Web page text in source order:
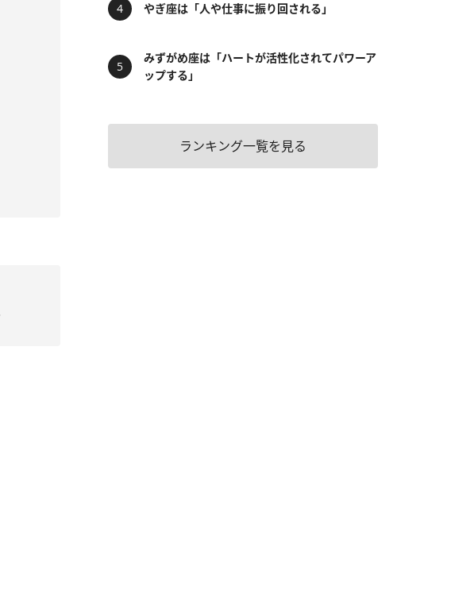
やぎ座は「人や仕事に振り回される」
みずがめ座は「ハートが活性化されてパワーア
ップする」
ランキング一覧を見る